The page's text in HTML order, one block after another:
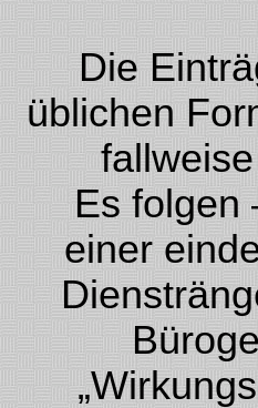
Die
üblichen
Es folgen
einer